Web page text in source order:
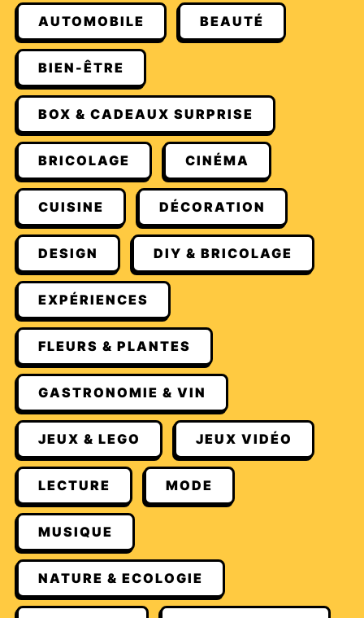
AUTOMOBILE BEAUTÉ
BIEN-ÊTRE
BOX & CADEAUX SURPRISE
BRICOLAGE CINÉMA
CUISINE DÉCORATION
DESIGN DIY & BRICOLAGE
EXPÉRIENCES
FLEURS & PLANTES
GASTRONOMIE & VIN
JEUX & LEGO JEUX VIDÉO
LECTURE MODE
MUSIQUE
NATURE & ECOLOGIE